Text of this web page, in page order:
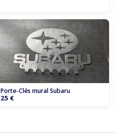
Porte-Clés mural Subaru
25 €